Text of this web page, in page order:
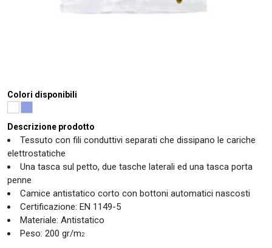
Descrizione prodotto
Tessuto con fili conduttivi separati che dissipano le cariche
elettrostatiche
Una tasca sul petto, due tasche laterali ed una tasca porta
penne
Camice antistatico corto con bottoni automatici nascosti
Certificazione: EN 1149-5
Materiale: Antistatico
Peso: 200 gr/m2
Colori disponibili